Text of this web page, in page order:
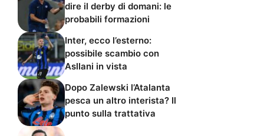
dire il derby di domani: le
probabili formazioni
Inter, ecco l’esterno:
possibile scambio con
Asllani in vista
Dopo Zalewski l’Atalanta
pesca un altro interista? Il
punto sulla trattativa